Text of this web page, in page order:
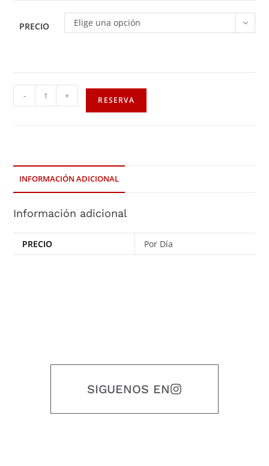
PRECIO Elige una opción
- + RESERVA
INFORMACIÓN ADICIONAL
Información adicional
PRECIO Por Día
SIGUENOS EN